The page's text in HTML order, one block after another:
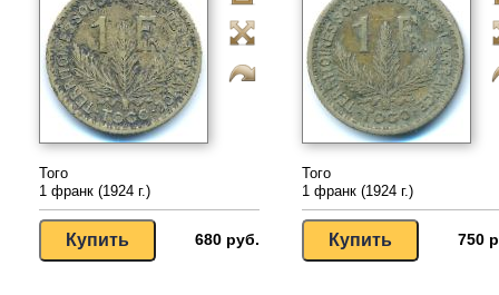
Того
1 франк (1924 г.)
680 руб.
Того
1 франк (1924 г.)
750